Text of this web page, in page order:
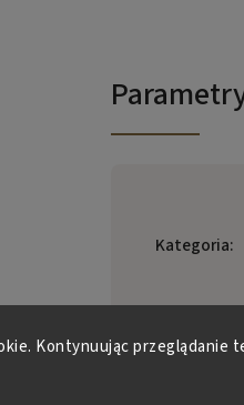
Kontynuując przeglądanie
Kategoria: